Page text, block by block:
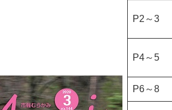
P2～3
P4～5
P6～8